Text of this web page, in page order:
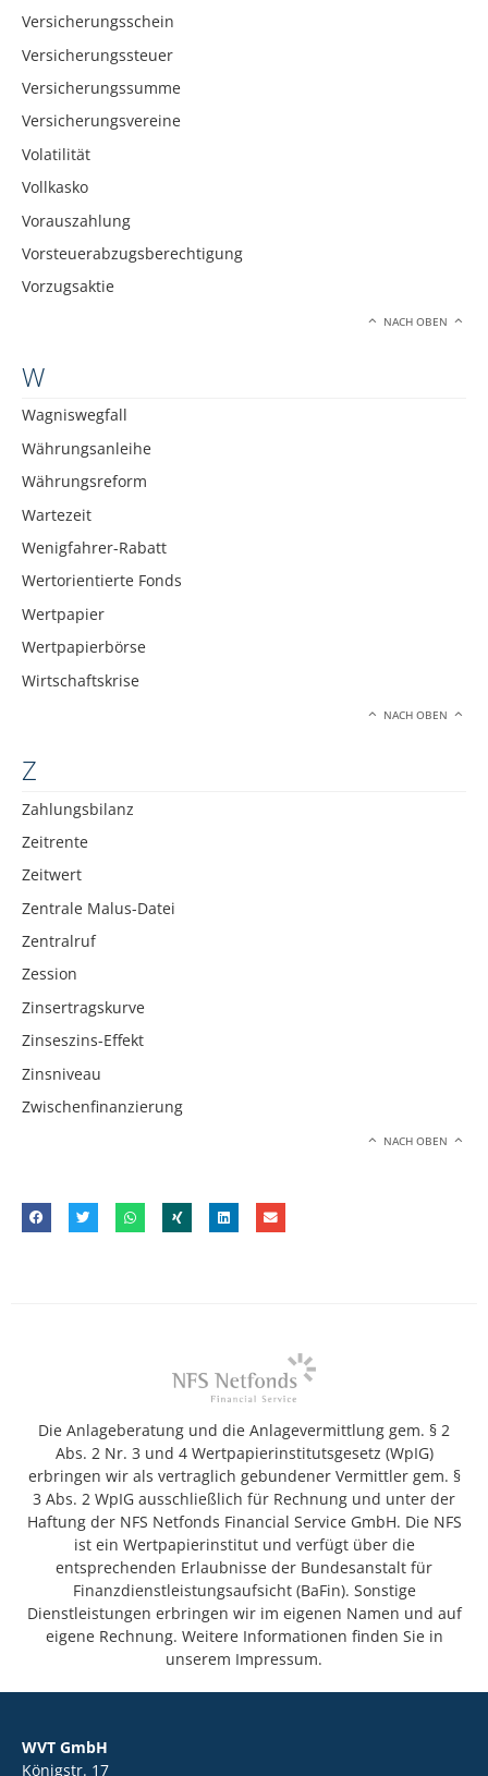
Versicherungsschein
Versicherungssteuer
Versicherungssumme
Versicherungsvereine
Volatilität
Vollkasko
Vorauszahlung
Vorsteuerabzugsberechtigung
Vorzugsaktie
NACH OBEN
W
Wagniswegfall
Währungsanleihe
Währungsreform
Wartezeit
Wenigfahrer-Rabatt
Wertorientierte Fonds
Wertpapier
Wertpapierbörse
Wirtschaftskrise
NACH OBEN
Z
Zahlungsbilanz
Zeitrente
Zeitwert
Zentrale Malus-Datei
Zentralruf
Zession
Zinsertragskurve
Zinseszins-Effekt
Zinsniveau
Zwischenfinanzierung
NACH OBEN
Die Anlageberatung und die Anlagevermittlung gem. § 2
Abs. 2 Nr. 3 und 4 Wertpapierinstitutsgesetz (WpIG)
erbringen wir als vertraglich gebundener Vermittler gem. §
3 Abs. 2 WpIG ausschließlich für Rechnung und unter der
Haftung der NFS Netfonds Financial Service GmbH. Die NFS
ist ein Wertpapierinstitut und verfügt über die
entsprechenden Erlaubnisse der Bundesanstalt für
Finanzdienstleistungsaufsicht (BaFin). Sonstige
Dienstleistungen erbringen wir im eigenen Namen und auf
eigene Rechnung. Weitere Informationen finden Sie in
unserem Impressum.
WVT GmbH
Königstr. 17